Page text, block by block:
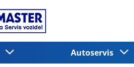
Autoservis